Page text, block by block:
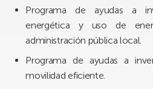
Programa de ayudas a
energética y uso de
administración pública local.
Programa de ayudas a
movilidad eficiente.